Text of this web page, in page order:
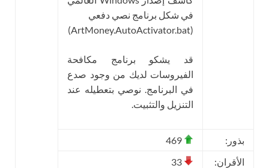
في شكل برنامج نصي دفعي
(ArtMoney.AutoActivator.bat)
قد يشكو برنامج مكافحة
الفيروسات لديك من وجود صدع
في البرنامج. نوصي بتعطيله عند
التنزيل والتثبيت.
بذور:
الأقران: